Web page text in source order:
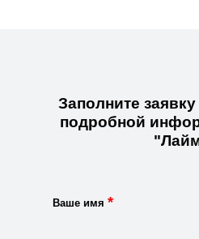
Заполните
подробной
Ваше имя *